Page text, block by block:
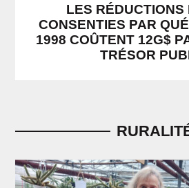
LES RÉDUCTIONS
CONSENTIES PAR
1998 COÛTENT 12G$
TRÉSOR